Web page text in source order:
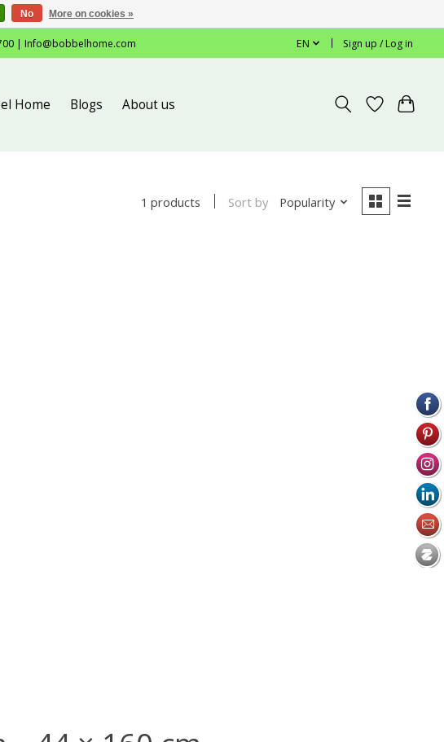
| Info@bobbelhome.com EN Sign up / Log in
Home Blogs About us
1 products Sort by Popularity
No More on cookies »